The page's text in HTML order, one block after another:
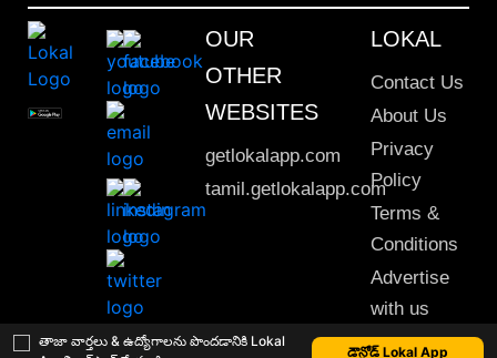
తాజా వార్తలు & ఉద్యోగాలను పొందడానికి Lokal
డౌన్లోడ్ Lokal App
OUR
OTHER
WEBSITES
getlokalapp.com
tamil.getlokalapp.com
LOKAL
Contact Us
About Us
Privacy
Policy
Terms &
Conditions
Advertise
with us
Sitemap